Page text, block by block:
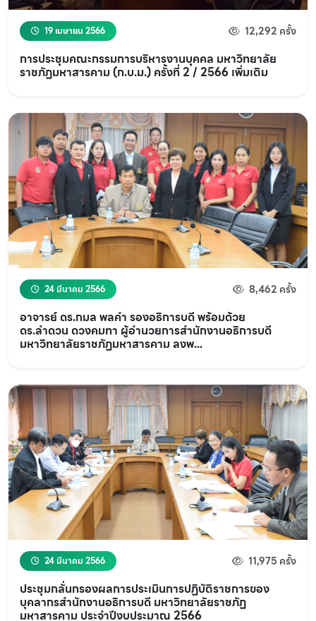
19 เมษายน 2566 12,292 ครั้ง
การประชุมคณะกรรมการบริหารงานบุคคล มหาวิทยาลัย
ราชภัฏมหาสารคาม (ก.บ.ม.) ครั้งที่ 2 / 2566 เพิ่มเติม
24 มีนาคม 2566 8,462 ครั้ง
อาจารย์ ดร.กมล พลคำ รองอธิการบดี พร้อมด้วย
ดร.ลำดวน ดวงคมทา ผู้อำนวยการสำนักงานอธิการบดี
มหาวิทยาลัยราชภัฏมหาสารคาม ลงพ...
24 มีนาคม 2566 11,975 ครั้ง
ประชุมกลั่นกรองผลการประเมินการปฏิบัติราชการของ
บุคลากรสำนักงานอธิการบดี มหาวิทยาลัยราชภัฏ
มหาสารคาม ประจำปีงบประมาณ 2566